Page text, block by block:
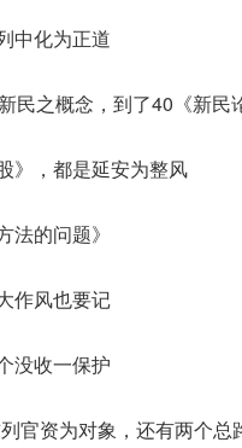
中化为正道
民之概念，到了40《新民
》，都是延安为整风
法的问题》
作风也要记
没收一保护
官资为对象，还有两个总